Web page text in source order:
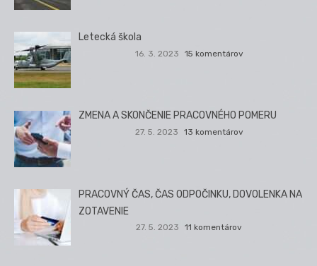
Letecká škola
16. 3. 2023 15 komentárov
ZMENA A SKONČENIE PRACOVNÉHO POMERU
27. 5. 2023 13 komentárov
PRACOVNÝ ČAS, ČAS ODPOČINKU, DOVOLENKA NA
ZOTAVENIE
27. 5. 2023 11 komentárov